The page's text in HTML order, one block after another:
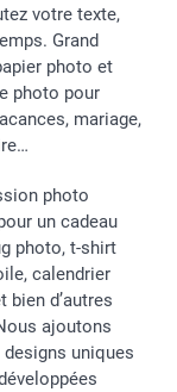
votre texte,
Grand
photo et
photo pour
mariage,
photo
un cadeau
photo, t-shirt
calendrier
d’autres
ajoutons
uniques